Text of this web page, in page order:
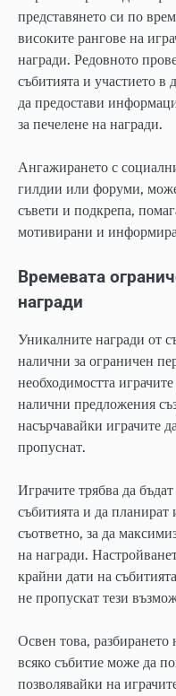
представянето си по
високите рангове на
награди. Редовното
събитията и участието
да предостави
за печелене на награди.
Ангажирането с
гилдии или форуми,
съвети и подкрепа,
мотивирани и
Времевата
награди
Уникалните награди от
налични за ограничен
необходимостта
налични предложения
насърчавайки играчите
пропуснат.
Играчите трябва да
събитията и да
съответно, за да
на награди.
крайни дати на
не пропускат тези
Освен това,
всяко събитие може да
позволявайки на